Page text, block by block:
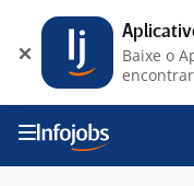
Baixe o